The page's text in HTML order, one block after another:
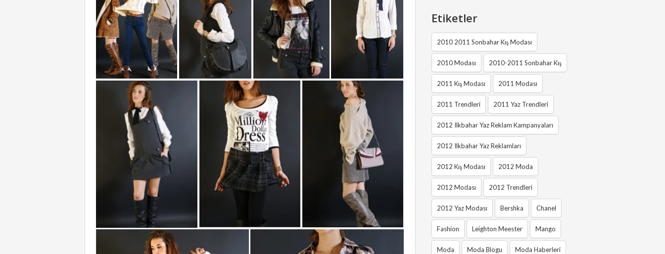
Etiketler
2010 2011 Sonbahar Kış Modası
2010 Modası 2010-2011 Sonbahar Kış
2011 Kış Modası 2011 Modası
2011 Trendleri 2011 Yaz Trendleri
2012 Ilkbahar Yaz Reklam Kampanyaları
2012 Ilkbahar Yaz Reklamları
2012 Kış Modası 2012 Moda
2012 Modası 2012 Trendleri
2012 Yaz Modası Bershka Chanel
Fashion Leighton Meester Mango
Moda Moda Blogu Moda Haberleri